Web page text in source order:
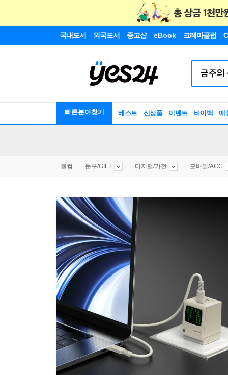
국내도서 외국도서 중고샵 eBook 크레마클럽
빠른분야찾기 베스트 신상품 이벤트 바이백 매
웰컴 문구/GIFT 디지털/가전 모바일/ACC